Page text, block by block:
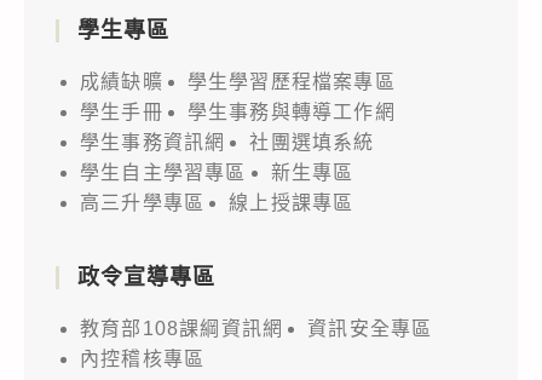
學生專區
成績缺曠
學生學習歷程檔案專區
學生手冊
學生事務與轉導工作網
學生事務資訊網
社團選填系統
學生自主學習專區
新生專區
高三升學專區
線上授課專區
政令宣導專區
教育部108課綱資訊網
資訊安全專區
內控稽核專區